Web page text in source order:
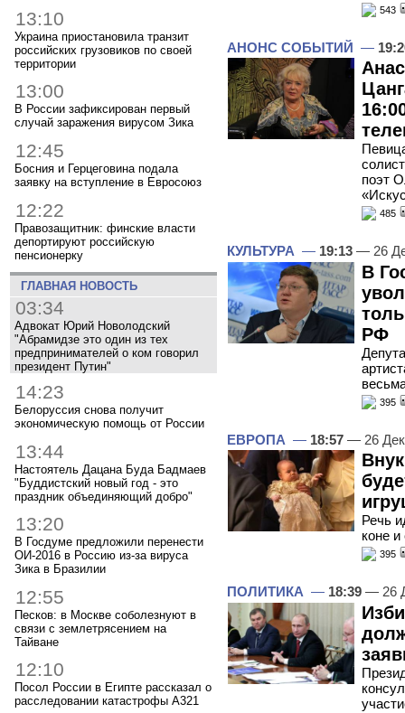
13:10
Украина приостановила транзит
российских грузовиков по своей
территории
13:00
В России зафиксирован первый
случай заражения вирусом Зика
12:45
Босния и Герцеговина подала
заявку на вступление в Евросоюз
12:22
Правозащитник: финские власти
депортируют российскую
пенсионерку
ГЛАВНАЯ НОВОСТЬ
03:34
Адвокат Юрий Новолодский
"Абрамидзе это один из тех
предпринимателей о ком говорил
президент Путин"
14:23
Белоруссия снова получит
экономическую помощь от России
13:44
Настоятель Дацана Буда Бадмаев
"Буддистский новый год - это
праздник объединяющий добро"
13:20
В Госдуме предложили перенести
ОИ-2016 в Россию из-за вируса
Зика в Бразилии
12:55
Песков: в Москве соболезнуют в
связи с землетрясением на
Тайване
12:10
Посол России в Египте рассказал о
расследовании катастрофы A321
543
АНОНС СОБЫТИЙ —
поэт
485
КУЛЬТУРА — 19:13 — 26
В
РФ
395
ЕВРОПА — 18:57 — 26
Речь
коне и
395
ПОЛИТИКА — 18:39 — 26